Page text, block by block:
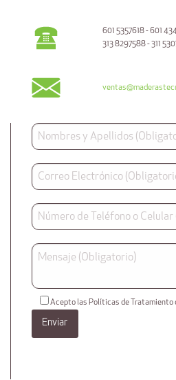
601 5357618 - 601
313 8297588 - 311
Acepto las Políticas de Tratamiento